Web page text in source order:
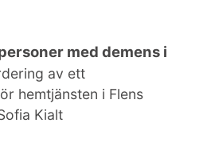
med demens i
av ett
hemtjänsten i Flens
Kialt